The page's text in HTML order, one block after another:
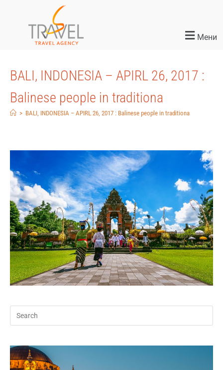
Мени
BALI, INDONESIA – APIRL 26, 2017 :
Balinese people in traditiona
> BALI, INDONESIA – APIRL 26, 2017 : Balinese people in traditiona